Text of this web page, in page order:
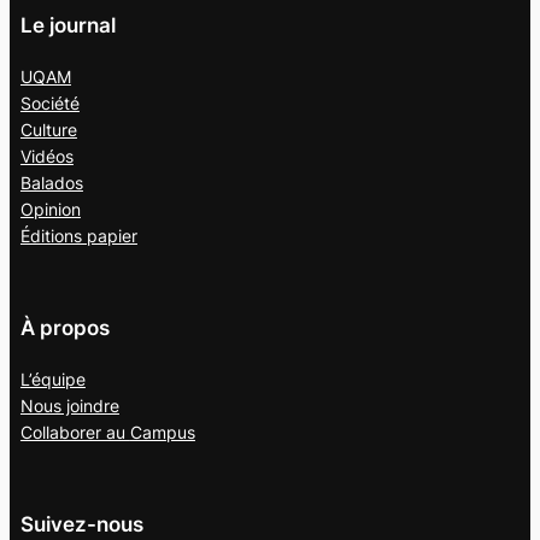
Le journal
UQAM
Société
Culture
Vidéos
Balados
Opinion
Éditions papier
À propos
L’équipe
Nous joindre
Collaborer au Campus
Suivez-nous